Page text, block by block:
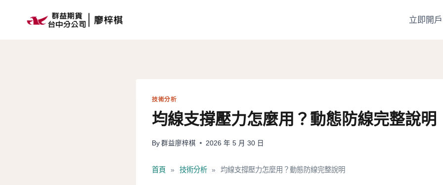
立即開戶
技術分析
均線支撐壓力怎麼用？動態防線完整說明
By 群益廖梓棋 2026 年 5 月 30 日
首頁 » 技術分析 » 均線支撐壓力怎麼用？動態防線完整說明